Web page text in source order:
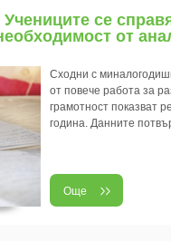
се
от
Сходни с
от повече работа за
грамотност показват
година. Данните
Още